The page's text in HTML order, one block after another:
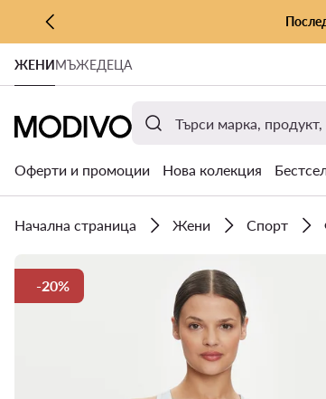
КЪМ ОСНОВНОТО СЪДЪРЖАНИЕ
КЪМ ТЪРСЕНЕ
ЖЕНИМЪЖЕДЕЦА
Оферти и промоции Нова колекция
Начална страница Жени Спорт
-20%